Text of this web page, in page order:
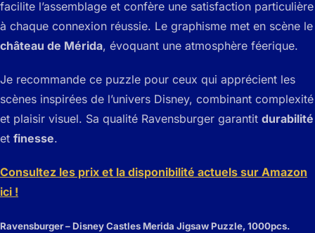
facilite l’assemblage et confère une satisfaction particulière
à chaque connexion réussie. Le graphisme met en scène le
château de Mérida, évoquant une atmosphère féerique.
Je recommande ce puzzle pour ceux qui apprécient les
scènes inspirées de l’univers Disney, combinant complexité
et plaisir visuel. Sa qualité Ravensburger garantit durabilité
et finesse.
Consultez les prix et la disponibilité actuels sur Amazon
ici !
Ravensburger – Disney Castles Merida Jigsaw Puzzle, 1000pcs.